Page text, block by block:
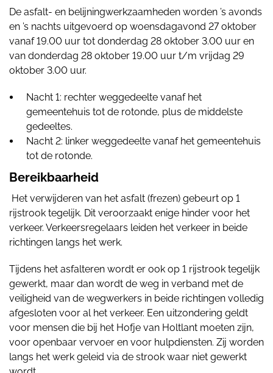
De asfalt- en belijningwerkzaamheden worden ’s avonds
en ’s nachts uitgevoerd op woensdagavond 27 oktober
vanaf 19.00 uur tot donderdag 28 oktober 3.00 uur en
van donderdag 28 oktober 19.00 uur t/m vrijdag 29
oktober 3.00 uur.
Nacht 1: rechter weggedeelte vanaf het
gemeentehuis tot de rotonde, plus de middelste
gedeeltes.
Nacht 2: linker weggedeelte vanaf het gemeentehuis
tot de rotonde.
Bereikbaarheid
Het verwijderen van het asfalt (frezen) gebeurt op 1
rijstrook tegelijk. Dit veroorzaakt enige hinder voor het
verkeer. Verkeersregelaars leiden het verkeer in beide
richtingen langs het werk.
Tijdens het asfalteren wordt er ook op 1 rijstrook tegelijk
gewerkt, maar dan wordt de weg in verband met de
veiligheid van de wegwerkers in beide richtingen volledig
afgesloten voor al het verkeer. Een uitzondering geldt
voor mensen die bij het Hofje van Holtlant moeten zijn,
voor openbaar vervoer en voor hulpdiensten. Zij worden
langs het werk geleid via de strook waar niet gewerkt